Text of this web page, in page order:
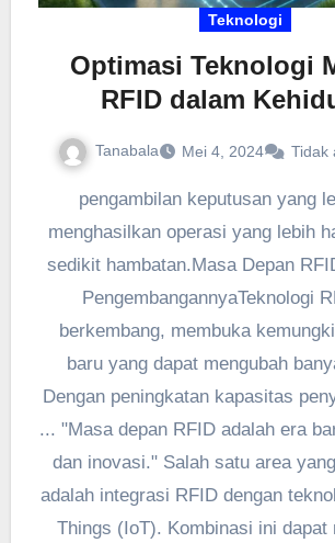
Teknologi
Optimasi Teknologi
RFID dalam
Tanabala Mei 4, 2024 Tidak
pengambilan keputusan yang
menghasilkan operasi yang lebih
sedikit hambatan.Masa Depan
PengembangannyaTeknologi
berkembang, membuka
baru yang dapat mengubah
Dengan peningkatan kapasitas
... "Masa depan RFID adalah era
dan inovasi." Salah satu area
adalah integrasi RFID dengan
Things (IoT). Kombinasi ini dapat